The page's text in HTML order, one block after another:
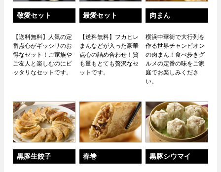
敬愛セット
【送料無料】人気の定
番点心がギッシリのお
得なセット！ご家族や
ご友人と楽しむのにピ
ッタリなセットです。
最愛セット
【送料無料】フカヒレ
まんなどが入った豪華
点心の詰め合わせ！質
も量もとても贅沢なセ
ットです。
肉まん
横浜中華街で大行列を
作る世界チャンピオン
の肉まん！食べ歩きグ
ルメの定番の味をご家
庭でお楽しみくださ
い。
黒豚生餃子 春巻 黒豚シウマイ